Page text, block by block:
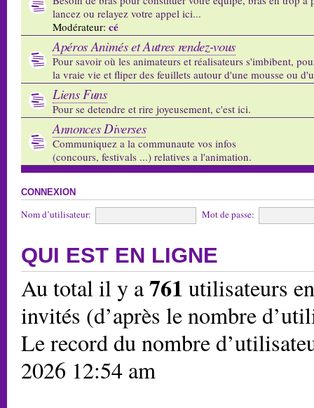
lancez ou relayez votre appel ici...
Modérateur: cé
Apéros Animés et Autres rendez-vous
Pour savoir où les animateurs et réalisateurs s'imbibent,
la vraie vie et fliper des feuillets autour d'une mousse ou
Liens Funs
Pour se detendre et rire joyeusement, c'est ici.
Annonces Diverses
Communiquez a la communaute vos infos
(concours, festivals ...) relatives a l'animation.
CONNEXION
Nom d’utilisateur: Mot de passe:
QUI EST EN LIGNE
Au total il y a761 utilisateurs
invités (d’après le nombre
Le record du nombre
2026 12:54 am